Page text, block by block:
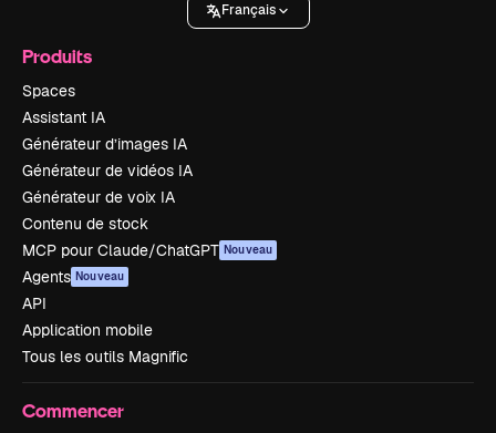
Français
Produits
Spaces
Assistant IA
Générateur d’images IA
Générateur de vidéos IA
Générateur de voix IA
Contenu de stock
MCP pour Claude/ChatGPT Nouveau
Agents Nouveau
API
Application mobile
Tous les outils Magnific
Commencer